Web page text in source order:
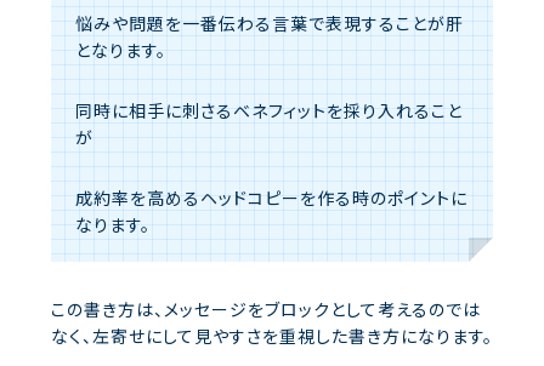
悩みや問題を一番伝わる言葉で表現することが肝
となります。
同時に相手に刺さるベネフィットを採り入れること
が
成約率を高めるヘッドコピーを作る時のポイントに
なります。
この書き方は、メッセージをブロックとして考えるのでは
なく、左寄せにして見やすさを重視した書き方になります。